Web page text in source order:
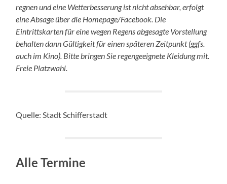
regnen und eine Wetterbesserung ist nicht absehbar, erfolgt
eine Absage über die Homepage/Facebook. Die
Eintrittskarten für eine wegen Regens abgesagte Vorstellung
behalten dann Gültigkeit für einen späteren Zeitpunkt (ggfs.
auch im Kino). Bitte bringen Sie regengeeignete Kleidung mit.
Freie Platzwahl.
Quelle: Stadt Schifferstadt
Alle Termine